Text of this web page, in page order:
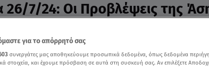
26/7/24: Οι Προβλέψεις της
της Άσης Μπήλιου
για το απόρρητό σας
συνεργάτες μας αποθηκεύουμε προσωπικά δεδομένα, όπως δεδομένα
στοιχεία, και έχουμε πρόσβαση σε αυτά στη συσκευή σας. Αν επιλέξετε